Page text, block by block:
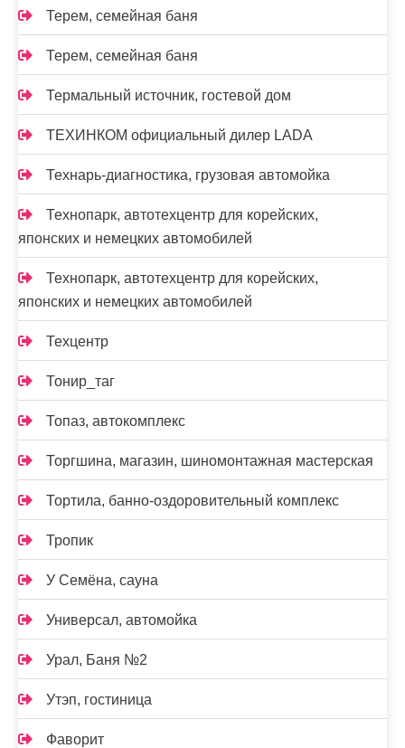
Терем, семейная баня
Терем, семейная баня
Термальный источник, гостевой дом
ТЕХИНКОМ официальный дилер LADA
Технарь-диагностика, грузовая автомойка
Технопарк, автотехцентр для корейских,
японских и немецких автомобилей
Технопарк, автотехцентр для корейских,
японских и немецких автомобилей
Техцентр
Тонир_таг
Топаз, автокомплекс
Торгшина, магазин, шиномонтажная мастерская
Тортила, банно-оздоровительный комплекс
Тропик
У Семёна, сауна
Универсал, автомойка
Урал, Баня №2
Утэп, гостиница
Фаворит